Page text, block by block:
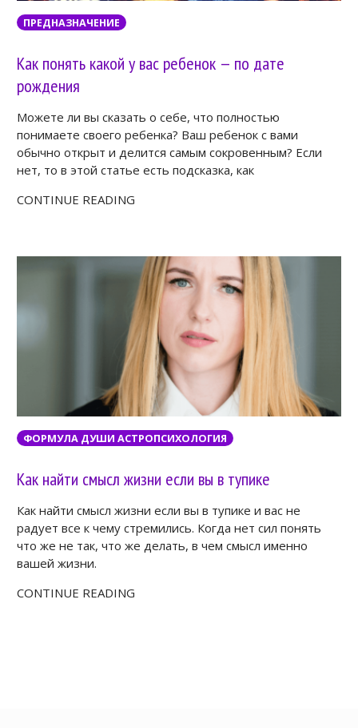
ПРЕДНАЗНАЧЕНИЕ
Как понять какой у вас ребенок — по дате
рождения
Можете ли вы сказать о себе, что полностью
понимаете своего ребенка? Ваш ребенок с вами
обычно открыт и делится самым сокровенным? Если
нет, то в этой статье есть подсказка, как
CONTINUE READING
ФОРМУЛА ДУШИ АСТРОПСИХОЛОГИЯ
Как найти смысл жизни если вы в тупике
Как найти смысл жизни если вы в тупике и вас не
радует все к чему стремились. Когда нет сил понять
что же не так, что же делать, в чем смысл именно
вашей жизни.
CONTINUE READING